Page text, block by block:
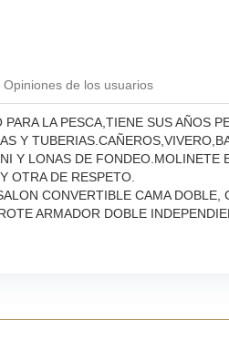
Opiniones de los usuarios
PARA LA PESCA,TIENE SUS AÑOS
Y
Y LONAS DE
OTRA DE RESPETO.
CONVERTIBLE CAMA
ARMADOR DOBLE